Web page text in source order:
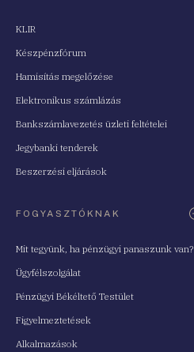
KLIR
Készpénzfórum
Hamisítás megelőzése
Elektronikus számlázás
Bankszámlavezetés üzleti feltételei
Jegybanki tenderek
Beszerzési eljárások
FOGYASZTÓKNAK
Mit tegyünk, ha pénzügyi panaszunk van?
Ügyfélszolgálat
Pénzügyi Békéltető Testület
Figyelmeztetések
Alkalmazások